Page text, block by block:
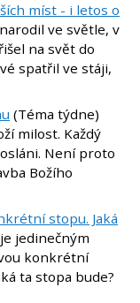
míst - i letos o
ve světle, v
na svět do
spatřil ve stáji,
(Téma týdne)
milost. Každý
Není proto
Božího
stopu. Jaká
jedinečným
konkrétní
ta stopa bude?